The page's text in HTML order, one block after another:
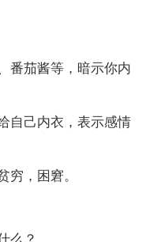
茄酱等，暗示你内
己内衣，表示感情
，困窘。
么？